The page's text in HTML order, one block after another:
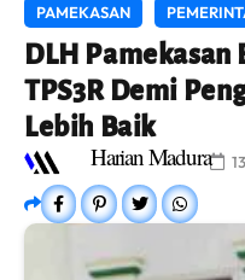
PAMEKASAN
DLH
TPS3R Demi
Lebih Baik
Harian Madura